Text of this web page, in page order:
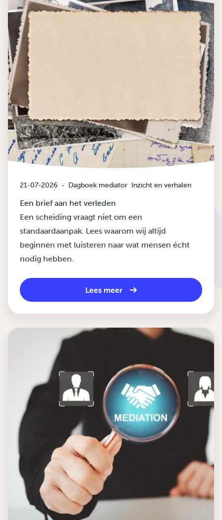
21-07-2026 - Dagboek mediator Inzicht en verhalen
Een brief aan het verleden
Een scheiding vraagt niet om een
standaardaanpak. Lees waarom wij altijd
beginnen met luisteren naar wat mensen écht
nodig hebben.
Lees meer